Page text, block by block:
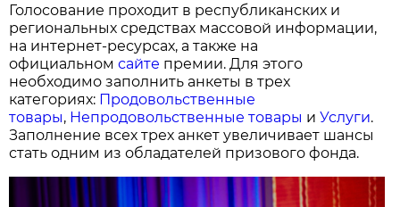
Голосование проходит в республиканских и
региональных средствах массовой информации,
на интернет-ресурсах, а также на
официальномсайте премии. Для этого
необходимо заполнить анкеты в трех
категориях: Продовольственные
товары, Непродовольственные товары иУслуги.
Заполнение всех трех анкет увеличивает шансы
стать одним из обладателей призового фонда.